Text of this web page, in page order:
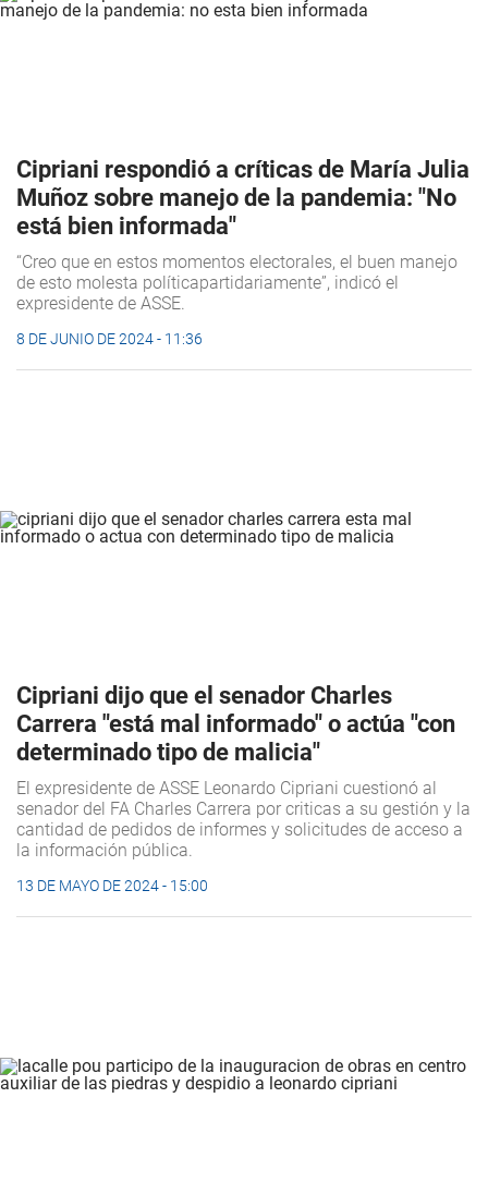
Cipriani respondió a críticas de María Julia
Muñoz sobre manejo de la pandemia: "No
está bien informada"
“Creo que en estos momentos electorales, el buen manejo
de esto molesta políticapartidariamente”, indicó el
expresidente de ASSE.
8 DE JUNIO DE 2024 - 11:36
Cipriani dijo que el senador Charles
Carrera "está mal informado" o actúa "con
determinado tipo de malicia"
El expresidente de ASSE Leonardo Cipriani cuestionó al
senador del FA Charles Carrera por criticas a su gestión y la
cantidad de pedidos de informes y solicitudes de acceso a
la información pública.
13 DE MAYO DE 2024 - 15:00